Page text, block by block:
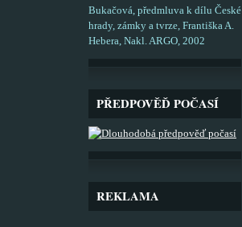
Bukačová, předmluva k dílu České
hrady, zámky a tvrze, Františka A.
Hebera, Nakl. ARGO, 2002
PŘEDPOVĚĎ POČASÍ
REKLAMA